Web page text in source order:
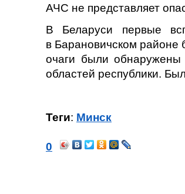
АЧС не представляет
В Беларуси первые
в Барановичском районе
очаги были обнаружены
областей республики.
Теги: Минск
0